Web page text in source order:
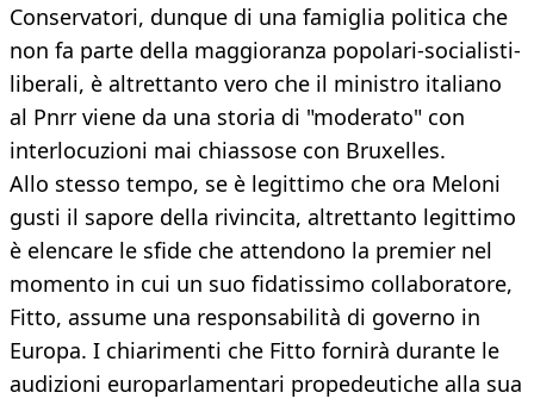
Conservatori, dunque di una famiglia politica che
non fa parte della maggioranza popolari-socialisti-
liberali, è altrettanto vero che il ministro italiano
al Pnrr viene da una storia di "moderato" con
interlocuzioni mai chiassose con Bruxelles.
Allo stesso tempo, se è legittimo che ora Meloni
gusti il sapore della rivincita, altrettanto legittimo
è elencare le sfide che attendono la premier nel
momento in cui un suo fidatissimo collaboratore,
Fitto, assume una responsabilità di governo in
Europa. I chiarimenti che Fitto fornirà durante le
audizioni europarlamentari propedeutiche alla sua